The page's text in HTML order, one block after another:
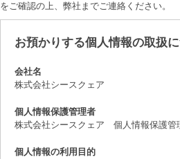
をご確認の上、弊社までご連絡ください。
お預かりする個人情報の取扱
会社名
株式会社シースクェア
個人情報保護管理者
株式会社シースクェア 個人情報保護管
個人情報の利用目的